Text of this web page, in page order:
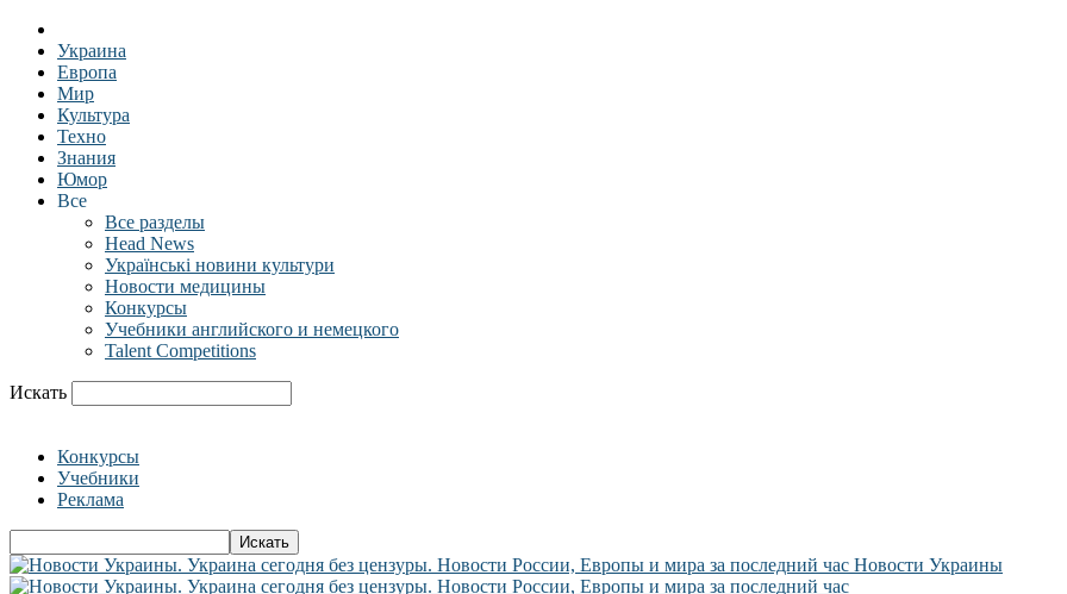
Украина
Европа
Мир
Культура
Техно
Знания
Юмор
Все
Все разделы
Head News
Українські новини культури
Новости медицины
Конкурсы
Учебники английского и немецкого
Talent Competitions
Искать
Конкурсы
Учебники
Реклама
Новости Украины